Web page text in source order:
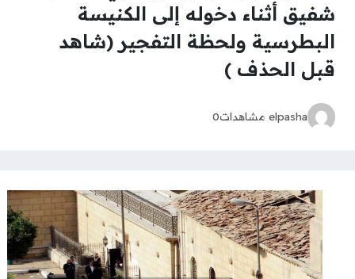
شفيق أثناء دخوله إلى الكنيسة
البطرسية ولحظة التفجير (شاهد
قبل الحذف )
elpasha مشاهدات0